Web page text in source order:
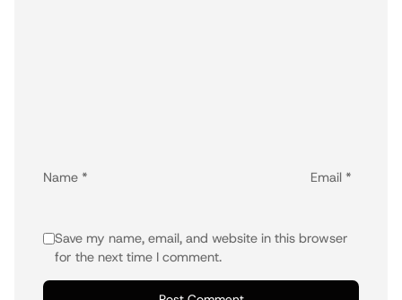
Name * Email *
Save my name, email, and website in this browser
for the next time I comment.